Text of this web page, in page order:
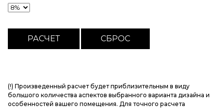
(!) Произведенный расчет будет приблизительным в виду
большого количества аспектов выбранного варианта дизайна и
особенностей вашего помещения. Для точного расчета